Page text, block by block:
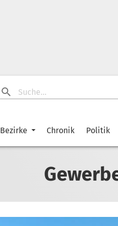
Bezirke Chronik Politik